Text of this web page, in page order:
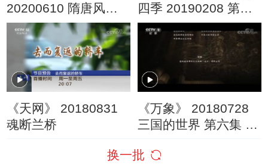
20200610 隋唐风云
20 王世充有想法
四季 20190208 第四
场
《天网》 20180831
魂断兰桥
《万象》 20180728
三国的世界 第六集 良
换一批